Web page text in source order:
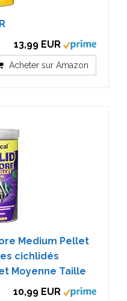
13,99 EUR
Acheter sur Amazon
Medium Pellet
cichlidés
Moyenne Taille
10,99 EUR